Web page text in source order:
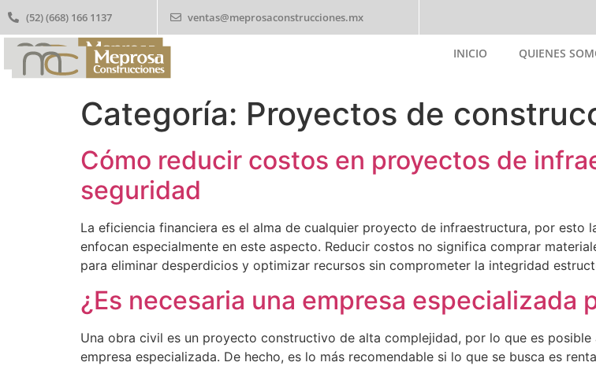
(52) (668) 166 1137 ventas@meprosaconstrucciones.mx
INICIO QUIENES
INICIO QUIENES
Categoría: Proyectos de
Cómo reducir costos en proyectos de
seguridad
La eficiencia financiera es el alma de cualquier proyecto de infraestructura, por
enfocan especialmente en este aspecto. Reducir costos no significa comprar
para eliminar desperdicios y optimizar recursos sin comprometer la integridad
¿Es necesaria una empresa especializada
Una obra civil es un proyecto constructivo de alta complejidad, por lo que es
empresa especializada. De hecho, es lo más recomendable si lo que se busca es